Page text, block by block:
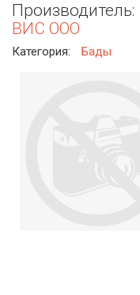
Производитель:
ВИС ООО
Категория: Бады